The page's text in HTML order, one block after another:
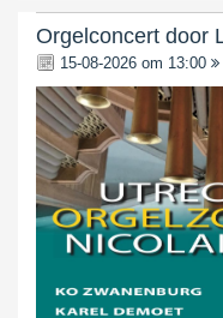
Orgelconcert door
15-08-2026 om 13:00